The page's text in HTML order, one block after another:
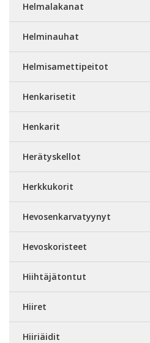
Helmalakanat
Helminauhat
Helmisamettipeitot
Henkarisetit
Henkarit
Herätyskellot
Herkkukorit
Hevosenkarvatyynyt
Hevoskoristeet
Hiihtäjätontut
Hiiret
Hiiriäidit